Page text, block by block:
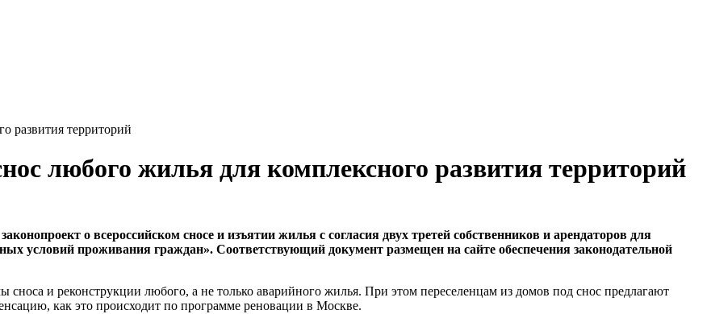
развития территорий
любого жилья для комплексного развития территорий
о всероссийском сносе и изъятии жилья с согласия двух третей собственников и арендаторов для
условий проживания граждан». Соответствующий документ размещен на сайте обеспечения законодательной
и реконструкции любого, а не только аварийного жилья. При этом переселенцам из домов под снос предлагают
как это происходит по программе реновации в Москве.